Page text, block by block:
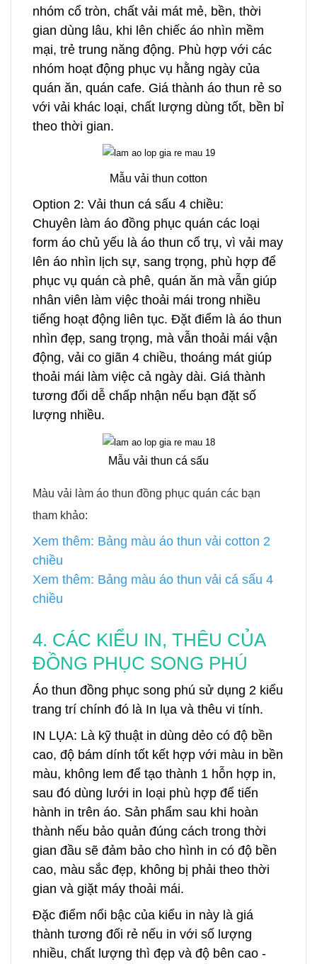
nhóm cổ tròn, chất vải mát mẻ, bền, thời
gian dùng lâu, khi lên chiếc áo nhìn mềm
mại, trẻ trung năng động. Phù hợp với các
nhóm hoạt động phục vụ hằng ngày của
quán ăn, quán cafe. Giá thành áo thun rẻ so
với vải khác loại, chất lượng dùng tốt, bền bỉ
theo thời gian.
Mẫu vải thun cotton
Option 2: Vải thun cá sấu 4 chiều:
Chuyên làm áo đồng phục quán các loại
form áo chủ yếu là áo thun cổ trụ, vì vải may
lên áo nhìn lịch sự, sang trọng, phù hợp để
phục vụ quán cà phê, quán ăn mà vẫn giúp
nhân viên làm việc thoải mái trong nhiều
tiếng hoạt động liên tục. Đặt điểm là áo thun
nhìn đẹp, sang trọng, mà vẫn thoải mái vận
động, vải co giãn 4 chiều, thoáng mát giúp
thoải mái làm việc cả ngày dài. Giá thành
tương đối dễ chấp nhận nếu bạn đặt số
lượng nhiều.
Mẫu vải thun cá sấu
Màu vải làm áo thun đồng phục quán các bạn
tham khảo:
Xem thêm: Bảng màu áo thun vải cotton 2
chiều
Xem thêm: Bảng màu áo thun vải cá sấu 4
chiều
4. CÁC KIỂU IN, THÊU CỦA
ĐỒNG PHỤC SONG PHÚ
Áo thun đồng phục song phú sử dụng 2 kiểu
trang trí chính đó là In lụa và thêu vi tính.
IN LỤA: Là kỹ thuật in dùng dẻo có độ bền
cao, độ bám dính tốt kết hợp với màu in bền
màu, không lem để tạo thành 1 hỗn hợp in,
sau đó dùng lưới in loại phù hợp để tiến
hành in trên áo. Sản phẩm sau khi hoàn
thành nếu bảo quản đúng cách trong thời
gian đầu sẽ đảm bảo cho hình in có độ bền
cao, màu sắc đẹp, không bị phải theo thời
gian và giặt máy thoải mái.
Đặc điểm nổi bậc của kiểu in này là giá
thành tương đối rẻ nếu in với số lượng
nhiều, chất lượng thì đẹp và độ bên cao -